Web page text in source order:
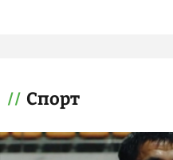
Спорт